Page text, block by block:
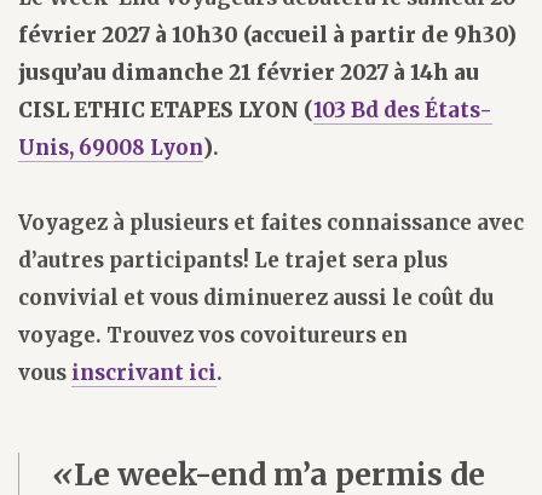
février 2027 à 10h30 (accueil à partir de 9h30)
jusqu’au dimanche 21 février 2027 à 14h au
CISL ETHIC ETAPES LYON (103 Bd des États-
Unis, 69008 Lyon).
Voyagez à plusieurs et faites connaissance avec
d’autres participants! Le trajet sera plus
convivial et vous diminuerez aussi le coût du
voyage. Trouvez vos covoitureurs en
vous inscrivant ici.
«Le week-end m’a permis de